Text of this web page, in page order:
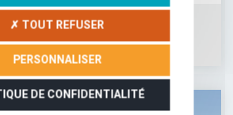
DÉTAIL DU SÉJOUR
✗ TOUT REFUSER
PERSONNALISER
DE CONFIDENTIALITÉ